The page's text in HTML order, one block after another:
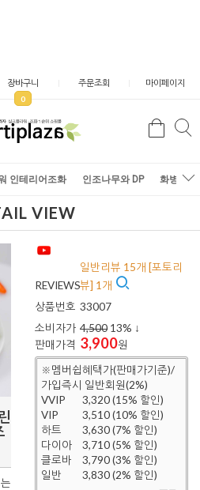
장바구니
0
주문조회 마이페이지
검
인테리어조화 인조나무와 DP 화병/화
VIEW
REVIEWS
일반리뷰 15개 [포토리
뷰] 1개
상품번호 33007
소비자가 4,500 13% ↓
판매가격 3,900원
※멤버쉽혜택가(판매가기준)/
가입즉시 일반회원(2%)
VVIP
3,320 (15% 할인)
VIP
3,510 (10% 할인)
하트
3,630 (7% 할인)
다이아
3,710 (5% 할인)
클로바
3,790 (3% 할인)
일반
3,830 (2% 할인)